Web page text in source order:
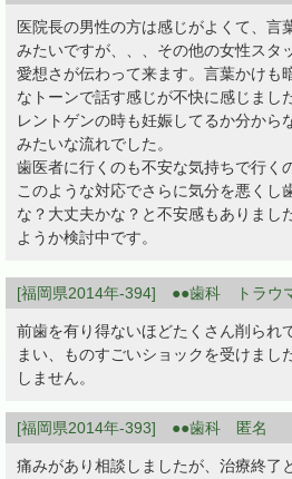
医院長の男性の方は感じがよくて、言
みたいですが、、、その他の女性スタ
愛想さが伝わって来ます。言葉かけも
なトーンで話す感じが不快に感じまし
レントゲンの時も妊娠してるか分から
みたいな流れでした。
歯医者に行くのも不安な気持ちで行く
このような対応でさらに気分を悪くし
な？大丈夫かな？と不安感もありま
ようか検討中です。
[福岡県2014年-394] ●●歯科 トラウ
前歯を有り得ないほどたくさん削られ
まい、ものすごいショックを受けまし
しません。
[福岡県2014年-393] ●●歯科 匿名
痛みがあり相談しましたが、治療終了